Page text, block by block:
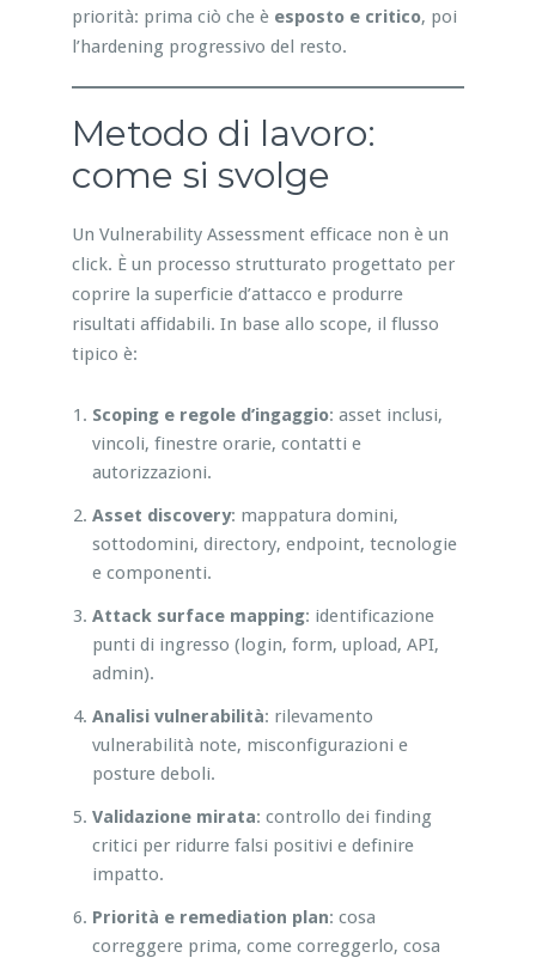
priorità: prima ciò che è esposto e critico, poi
l’hardening progressivo del resto.
Metodo di lavoro:
come si svolge
Un Vulnerability Assessment efficace non è un
click. È un processo strutturato progettato per
coprire la superficie d’attacco e produrre
risultati affidabili. In base allo scope, il flusso
tipico è:
Scoping e regole d’ingaggio: asset inclusi,
vincoli, finestre orarie, contatti e
autorizzazioni.
Asset discovery: mappatura domini,
sottodomini, directory, endpoint, tecnologie
e componenti.
Attack surface mapping: identificazione
punti di ingresso (login, form, upload, API,
admin).
Analisi vulnerabilità: rilevamento
vulnerabilità note, misconfigurazioni e
posture deboli.
Validazione mirata: controllo dei finding
critici per ridurre falsi positivi e definire
impatto.
Priorità e remediation plan: cosa
correggere prima, come correggerlo, cosa